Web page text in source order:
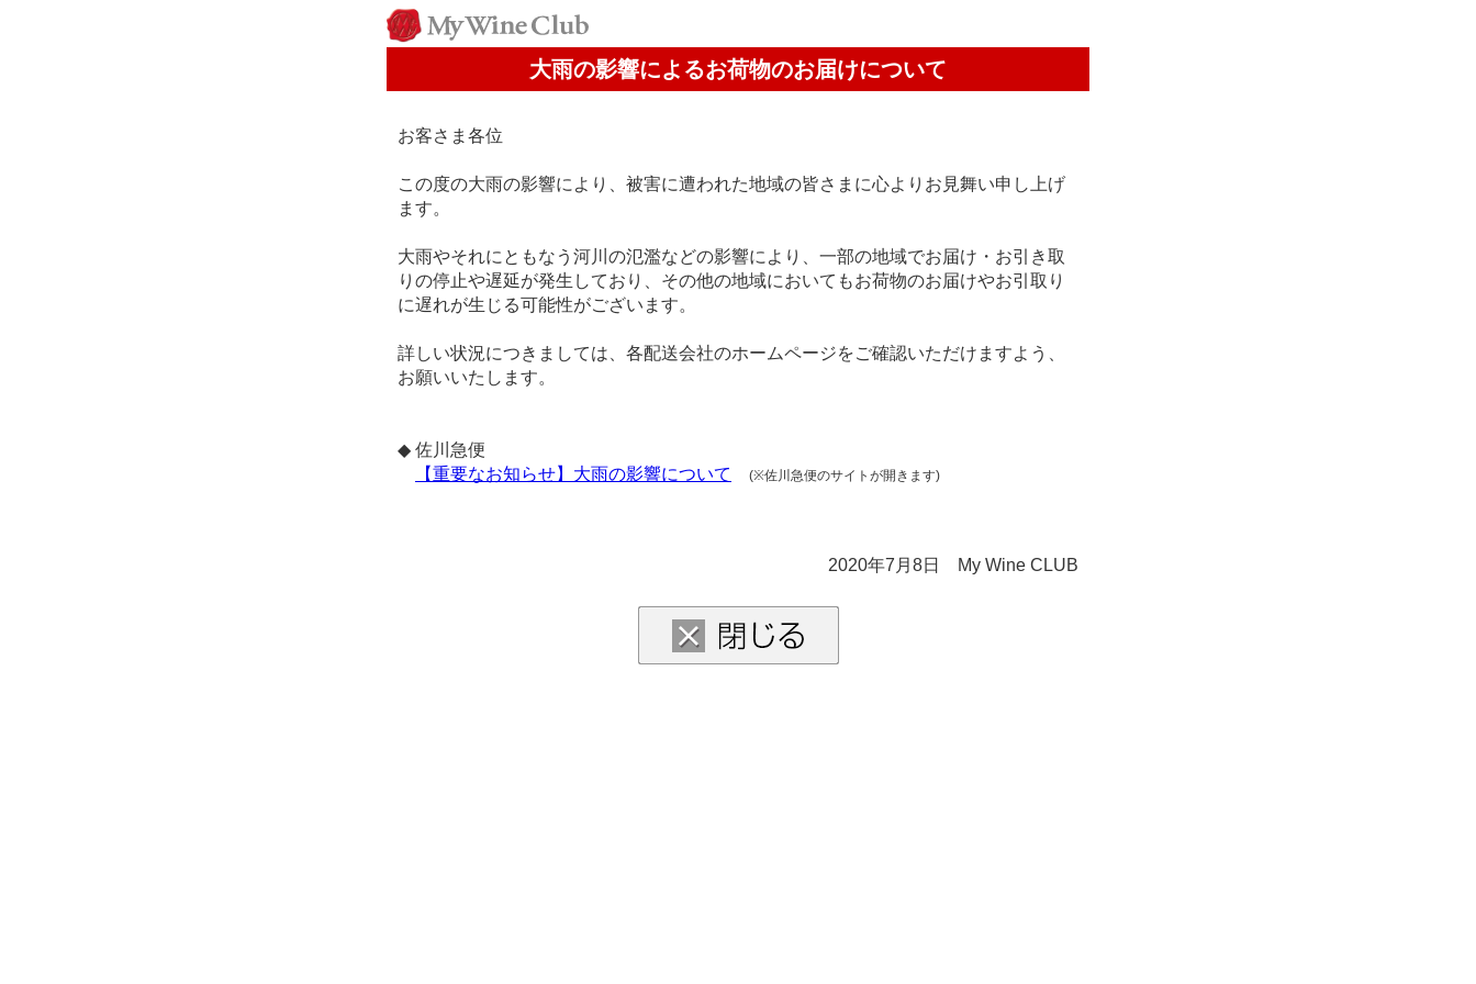
大雨の影響によるお荷物のお届けについて
お客さま各位
この度の大雨の影響により、被害に遭われた地域の皆さまに心よりお見舞い申し上げ
ます。
大雨やそれにともなう河川の氾濫などの影響により、一部の地域でお届け・お引き取
りの停止や遅延が発生しており、その他の地域においてもお荷物のお届けやお引取り
に遅れが生じる可能性がございます。
詳しい状況につきましては、各配送会社のホームページをご確認いただけますよう、
お願いいたします。
◆ 佐川急便
【重要なお知らせ】大雨の影響について
(※佐川急便のサイトが開きます)
2020年7月8日 My Wine CLUB